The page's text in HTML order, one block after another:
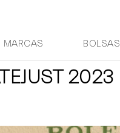
MARCAS BOLSAS
2023